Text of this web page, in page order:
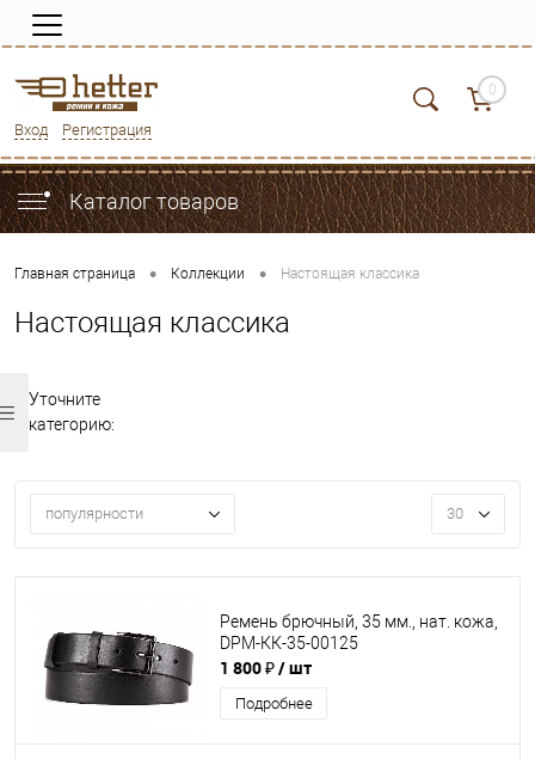
Вход Регистрация
0
Каталог товаров
Главная страница • Коллекции • Настоящая классика
Настоящая классика
Уточните
категорию:
популярности 30
Ремень брючный, 35 мм., нат. кожа,
DРМ-КК-35-00125
1 800 ₽/ шт
Подробнее